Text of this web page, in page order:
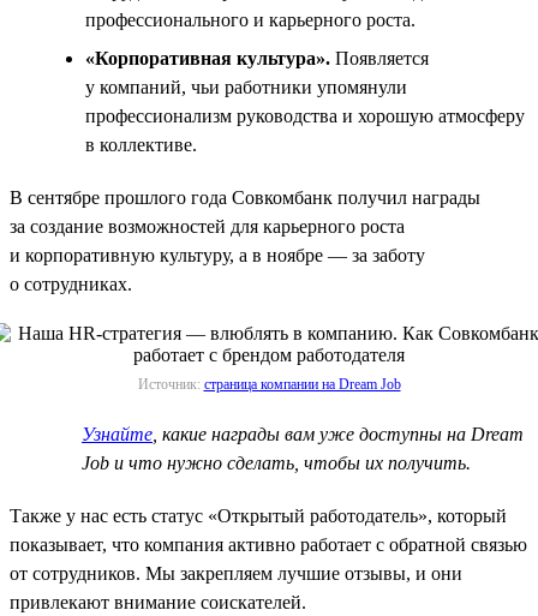
профессионального и карьерного роста.
«Корпоративная культура». Появляется
у компаний, чьи работники упомянули
профессионализм руководства и хорошую атмосферу
в коллективе.
В сентябре прошлого года Совкомбанк получил награды
за создание возможностей для карьерного роста
и корпоративную культуру, а в ноябре — за заботу
о сотрудниках.
Источник: страница компании на Dream Job
Узнайте , какие награды вам уже доступны на Dream
Job и что нужно сделать, чтобы их получить.
Также у нас есть статус «Открытый работодатель», который
показывает, что компания активно работает с обратной связью
от сотрудников. Мы закрепляем лучшие отзывы, и они
привлекают внимание соискателей.